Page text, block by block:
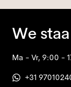
We
Ma - Vr, 9:00 -
+31